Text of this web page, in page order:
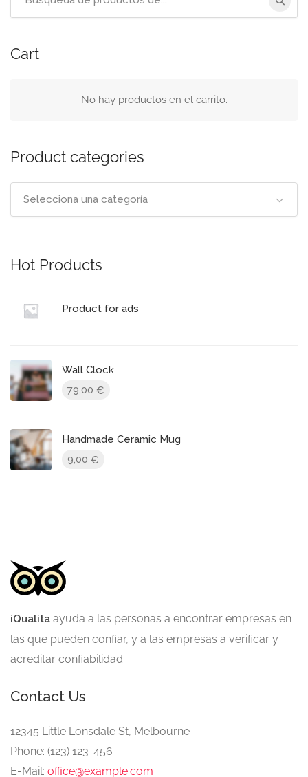
Cart
No hay productos en el carrito.
Product categories
Selecciona una categoría
Hot Products
Product for ads
Wall Clock
79,00 €
Handmade Ceramic Mug
9,00 €
iQualita ayuda a las personas a encontrar empresas en
las que pueden confiar, y a las empresas a verificar y
acreditar confiabilidad.
Contact Us
12345 Little Lonsdale St, Melbourne
Phone: (123) 123-456
E-Mail: office@example.com